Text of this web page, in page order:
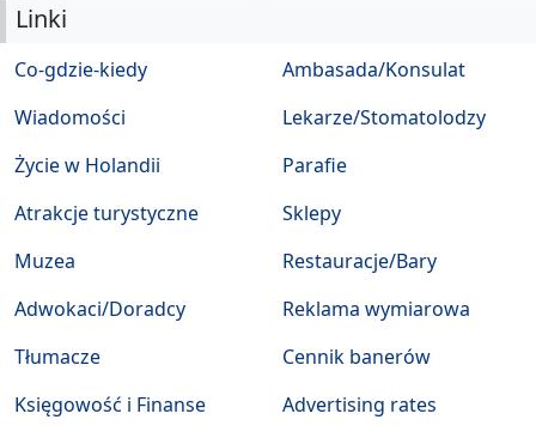
Linki
Co-gdzie-kiedy
Wiadomości
Życie w Holandii
Atrakcje turystyczne
Muzea
Ambasada/Konsulat
Lekarze/Stomatolodzy
Parafie
Sklepy
Restauracje/Bary
Adwokaci/Doradcy
Tłumacze
Księgowość i Finanse
Reklama wymiarowa
Cennik banerów
Advertising rates